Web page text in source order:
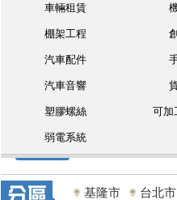
車輛租賃
棚架工程
汽車配件
汽車音響
塑膠螺絲 可加
弱電系統
基隆市
台北市